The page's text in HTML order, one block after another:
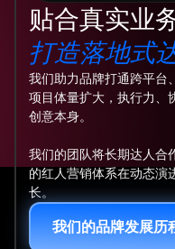
贴合真实业
打造落地式
我们助力品牌打通跨平台
项目体量扩大，执行力、
创意本身。
我们的团队将长期达人合
的红人营销体系在动态演
长。
我们的品牌发展历